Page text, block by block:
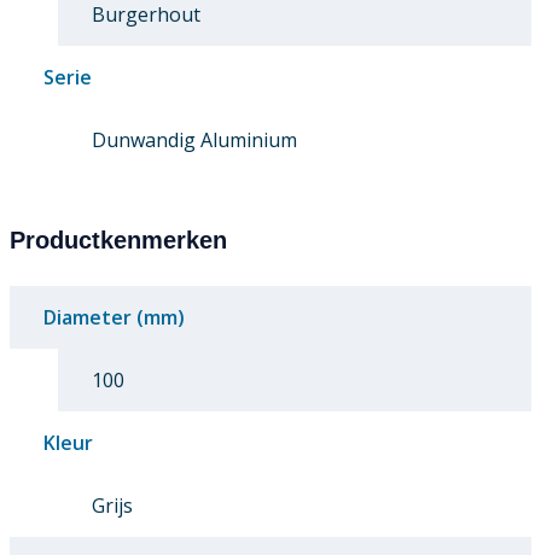
Burgerhout
Serie
Dunwandig Aluminium
Productkenmerken
Diameter (mm)
100
Kleur
Grijs